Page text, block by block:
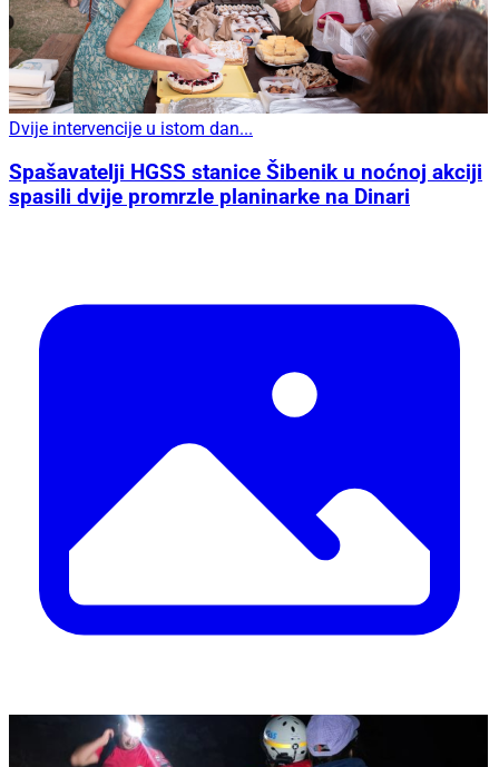
Dvije intervencije u istom dan...
Spašavatelji HGSS stanice Šibenik u noćnoj akciji
spasili dvije promrzle planinarke na Dinari